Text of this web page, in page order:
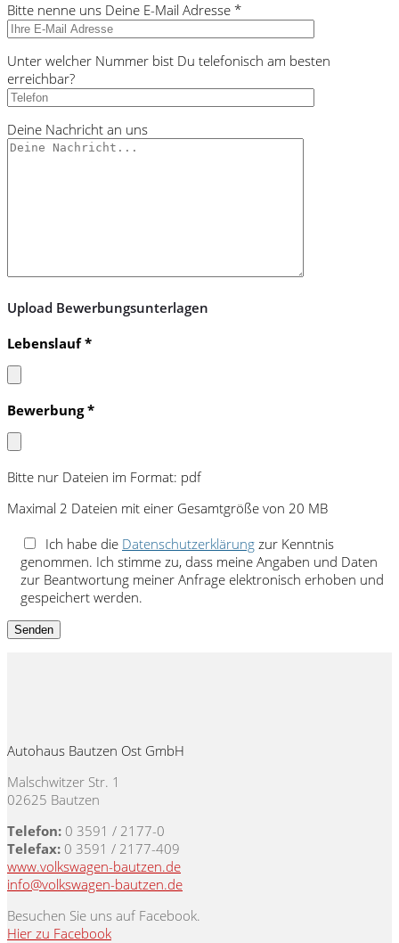
lasse
dieses
leer.
Bitte nenne uns Deine E-Mail Adresse *
Unter welcher Nummer bist Du telefonisch am besten
erreichbar?
Deine Nachricht an uns
Upload Bewerbungsunterlagen
Lebenslauf *
Bewerbung *
Bitte nur Dateien im Format: pdf
Maximal 2 Dateien mit einer Gesamtgröße von 20 MB
Ich habe die Datenschutzerklärung zur Kenntnis
genommen. Ich stimme zu, dass meine Angaben und Daten
zur Beantwortung meiner Anfrage elektronisch erhoben und
gespeichert werden.
Autohaus Bautzen Ost GmbH
Malschwitzer Str. 1
02625 Bautzen
Telefon: 0 3591 / 2177-0
Telefax: 0 3591 / 2177-409
www.volkswagen-bautzen.de
info@volkswagen-bautzen.de
Besuchen Sie uns auf Facebook.
Hier zu Facebook